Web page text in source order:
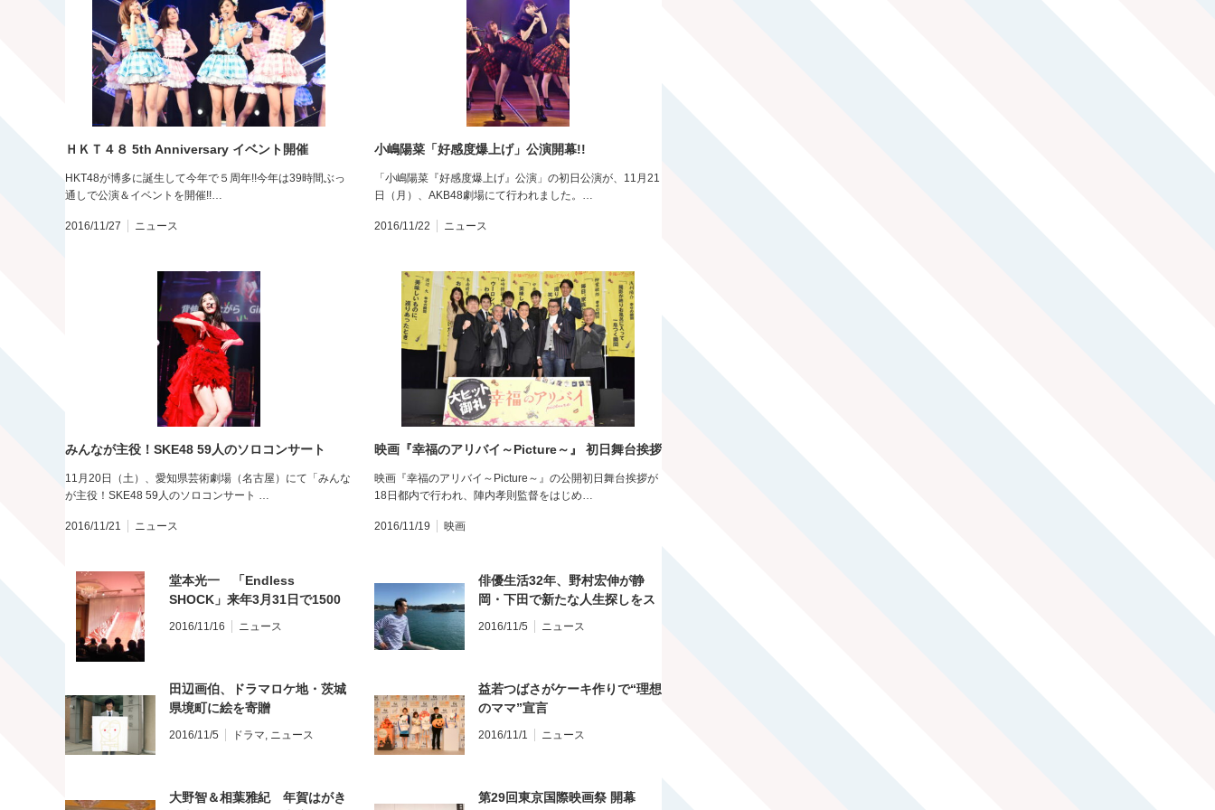
ＨＫＴ４８ 5th Anniversary イベント開催
HKT48が博多に誕生して今年で５周年!!今年は39時間ぶっ
通しで公演＆イベントを開催!!…
2016/11/27 ニュース
小嶋陽菜「好感度爆上げ」公演開幕!!
「小嶋陽菜『好感度爆上げ』公演」の初日公演が、11月21
日（月）、AKB48劇場にて行われました。…
2016/11/22 ニュース
みんなが主役！SKE48 59人のソロコンサート
11月20日（土）、愛知県芸術劇場（名古屋）にて「みんな
が主役！SKE48 59人のソロコンサート …
2016/11/21 ニュース
映画『幸福のアリバイ～Picture～』 初日舞台挨拶
映画『幸福のアリバイ～Picture～』の公開初日舞台挨拶が
18日都内で行われ、陣内孝則監督をはじめ…
2016/11/19 映画
堂本光一 「Endless
SHOCK」来年3月31日で1500
回公演達成
2016/11/16 ニュース
俳優生活32年、野村宏伸が静
岡・下田で新たな人生探しをス
2016/11/5 ニュース
田辺画伯、ドラマロケ地・茨城
県境町に絵を寄贈
2016/11/5 ドラマ, ニュース
益若つばさがケーキ作りで“理想
のママ”宣言
2016/11/1 ニュース
大野智＆相葉雅紀 年賀はがき
第29回東京国際映画祭 開幕